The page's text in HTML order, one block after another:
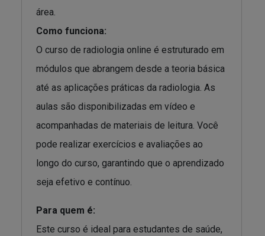
área.
Como funciona:
O curso de radiologia online é estruturado em
módulos que abrangem desde a teoria básica
até as aplicações práticas da radiologia. As
aulas são disponibilizadas em vídeo e
acompanhadas de materiais de leitura. Você
pode realizar exercícios e avaliações ao
longo do curso, garantindo que o aprendizado
seja efetivo e contínuo.
Para quem é:
Este curso é ideal para estudantes de saúde,